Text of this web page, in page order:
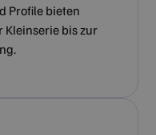
Profile bieten
Kleinserie bis zur